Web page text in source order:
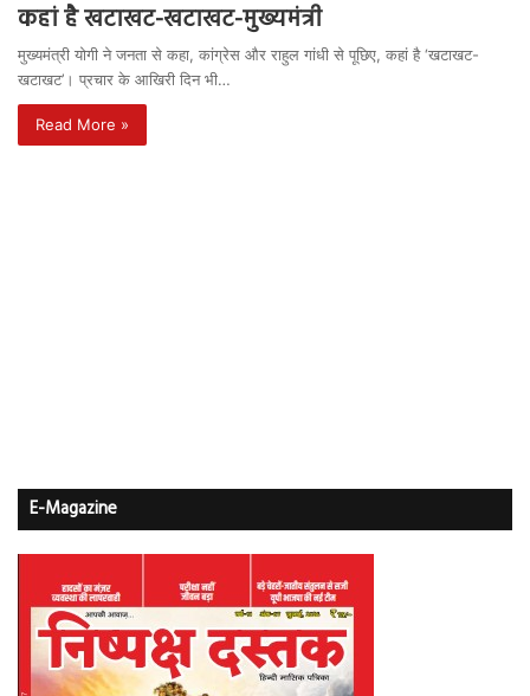
कहां है खटाखट-खटाखट-मुख्यमंत्री
मुख्यमंत्री योगी ने जनता से कहा, कांग्रेस और राहुल गांधी से पूछिए, कहां है ‘खटाखट-
खटाखट’। प्रचार के आखिरी दिन भी…
Read More »
E-Magazine